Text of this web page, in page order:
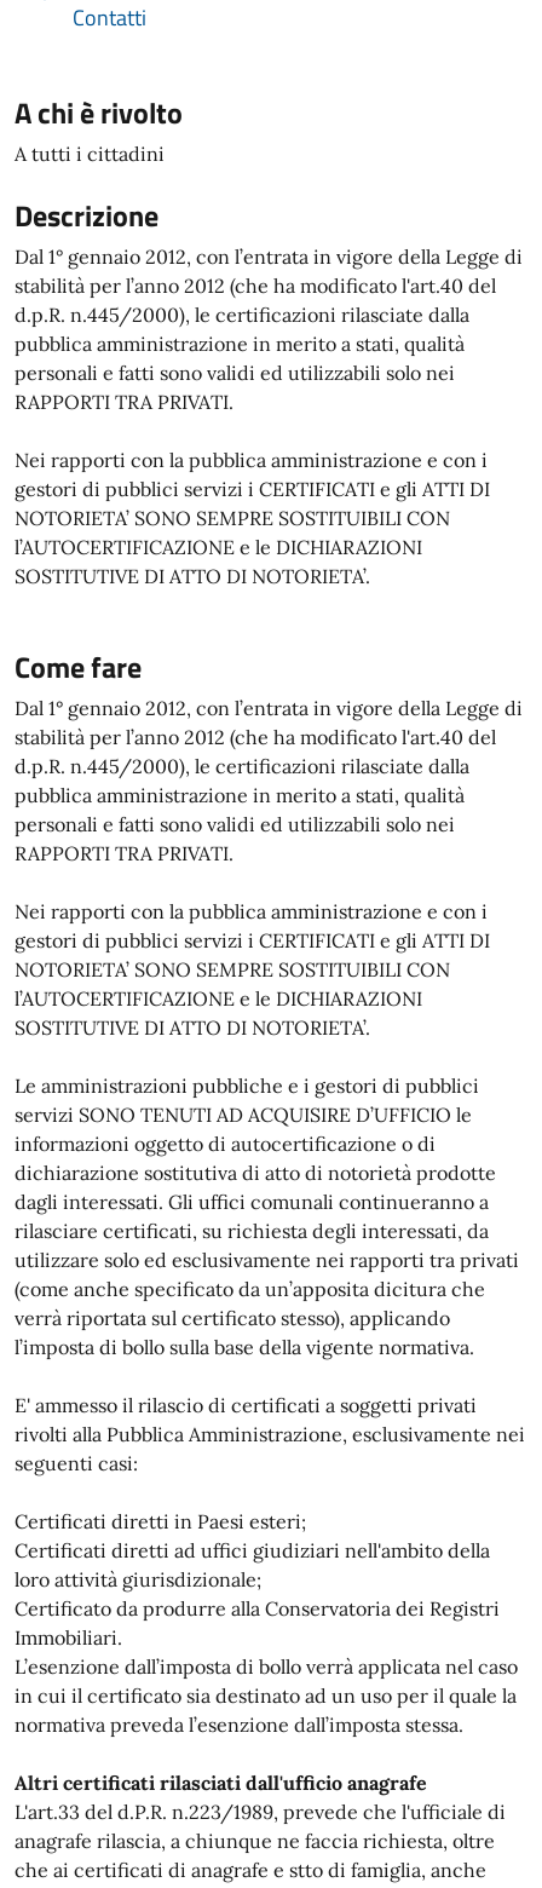
Contatti
A chi è rivolto
A tutti i cittadini
Descrizione
Dal 1° gennaio 2012, con l’entrata in vigore della Legge di
stabilità per l’anno 2012 (che ha modificato l'art.40 del
d.p.R. n.445/2000), le certificazioni rilasciate dalla
pubblica amministrazione in merito a stati, qualità
personali e fatti sono validi ed utilizzabili solo nei
RAPPORTI TRA PRIVATI.
Nei rapporti con la pubblica amministrazione e con i
gestori di pubblici servizi i CERTIFICATI e gli ATTI DI
NOTORIETA’ SONO SEMPRE SOSTITUIBILI CON
l’AUTOCERTIFICAZIONE e le DICHIARAZIONI
SOSTITUTIVE DI ATTO DI NOTORIETA’.
Come fare
Dal 1° gennaio 2012, con l’entrata in vigore della Legge di
stabilità per l’anno 2012 (che ha modificato l'art.40 del
d.p.R. n.445/2000), le certificazioni rilasciate dalla
pubblica amministrazione in merito a stati, qualità
personali e fatti sono validi ed utilizzabili solo nei
RAPPORTI TRA PRIVATI.
Nei rapporti con la pubblica amministrazione e con i
gestori di pubblici servizi i CERTIFICATI e gli ATTI DI
NOTORIETA’ SONO SEMPRE SOSTITUIBILI CON
l’AUTOCERTIFICAZIONE e le DICHIARAZIONI
SOSTITUTIVE DI ATTO DI NOTORIETA’.
Le amministrazioni pubbliche e i gestori di pubblici
servizi SONO TENUTI AD ACQUISIRE D’UFFICIO le
informazioni oggetto di autocertificazione o di
dichiarazione sostitutiva di atto di notorietà prodotte
dagli interessati. Gli uffici comunali continueranno a
rilasciare certificati, su richiesta degli interessati, da
utilizzare solo ed esclusivamente nei rapporti tra privati
(come anche specificato da un’apposita dicitura che
verrà riportata sul certificato stesso), applicando
l’imposta di bollo sulla base della vigente normativa.
E' ammesso il rilascio di certificati a soggetti privati
rivolti alla Pubblica Amministrazione, esclusivamente nei
seguenti casi:
Certificati diretti in Paesi esteri;
Certificati diretti ad uffici giudiziari nell'ambito della
loro attività giurisdizionale;
Certificato da produrre alla Conservatoria dei Registri
Immobiliari.
L’esenzione dall’imposta di bollo verrà applicata nel caso
in cui il certificato sia destinato ad un uso per il quale la
normativa preveda l’esenzione dall’imposta stessa.
Altri certificati rilasciati dall'ufficio anagrafe
L'art.33 del d.P.R. n.223/1989, prevede che l'ufficiale di
anagrafe rilascia, a chiunque ne faccia richiesta, oltre
che ai certificati di anagrafe e stto di famiglia, anche